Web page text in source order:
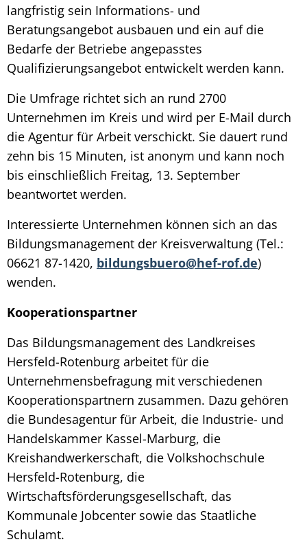
langfristig sein Informations- und
Beratungsangebot ausbauen und ein auf die
Bedarfe der Betriebe angepasstes
Qualifizierungsangebot entwickelt werden kann.
Die Umfrage richtet sich an rund 2700
Unternehmen im Kreis und wird per E-Mail durch
die Agentur für Arbeit verschickt. Sie dauert rund
zehn bis 15 Minuten, ist anonym und kann noch
bis einschließlich Freitag, 13. September
beantwortet werden.
Interessierte Unternehmen können sich an das
Bildungsmanagement der Kreisverwaltung (Tel.:
06621 87-1420, bildungsbuero@hef-rof.de)
wenden.
Kooperationspartner
Das Bildungsmanagement des Landkreises
Hersfeld-Rotenburg arbeitet für die
Unternehmensbefragung mit verschiedenen
Kooperationspartnern zusammen. Dazu gehören
die Bundesagentur für Arbeit, die Industrie- und
Handelskammer Kassel-Marburg, die
Kreishandwerkerschaft, die Volkshochschule
Hersfeld-Rotenburg, die
Wirtschaftsförderungsgesellschaft, das
Kommunale Jobcenter sowie das Staatliche
Schulamt.